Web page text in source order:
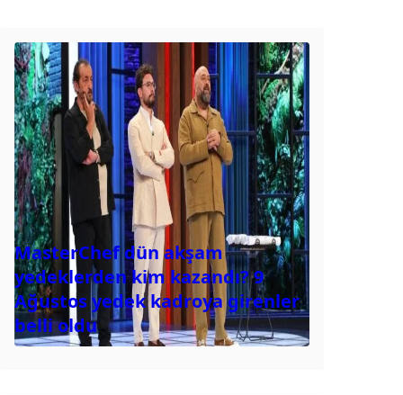
MasterChef dün akşam
yedeklerden kim kazandı? 9
Ağustos yedek kadroya girenler
belli oldu